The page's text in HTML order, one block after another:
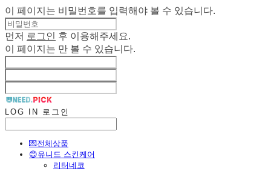
이 페이지는 비밀번호를 입력해야 볼 수 있습니다.
먼저 로그인
후 이용해주세요.
이 페이지는 만 볼 수 있습니다.
LOG IN 로그인
💌전체상품
😊유니드 스킨케어
리터네코